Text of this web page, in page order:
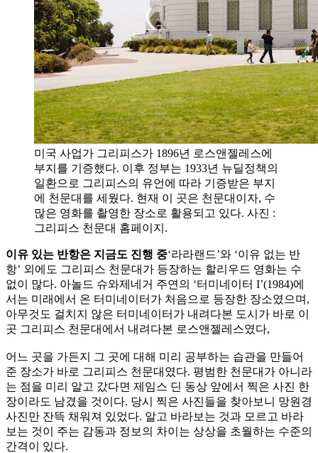
미국 사업가 그리피스가 1896년 로스앤젤레스에
부지를 기증했다. 이후 정부는 1933년 뉴딜정책의
일환으로 그리피스의 유언에 따라 기증받은 부지
에 천문대를 세웠다. 현재 이 곳은 천문대이자, 수
많은 영화를 촬영한 장소로 활용되고 있다. 사진 :
그리피스 천문대 홈페이지.
이유 있는 반항은 지금도 진행 중‘라라랜드’와 ‘이유 없는 반
항’ 외에도 그리피스 천문대가 등장하는 할리우드 영화는 수
없이 많다. 아놀드 슈와제네거 주연의 ‘터미네이터 I’(1984)에
서는 미래에서 온 터미네이터가 처음으로 등장한 장소였으며,
아무것도 걸치지 않은 터미네이터가 내려다본 도시가 바로 이
곳 그리피스 천문대에서 내려다본 로스앤젤레스였다,
어느 곳을 가든지 그 곳에 대해 미리 공부하는 습관을 만들어
준 장소가 바로 그리피스 천문대였다. 평범한 천문대가 아니라
는 점을 미리 알고 갔다면 제임스 딘 동상 앞에서 찍은 사진 한
장이라도 남겼을 것이다. 당시 찍은 사진들을 찾아보니 망원경
사진만 잔뜩 채워져 있었다. 알고 바라보는 것과 모르고 바라
보는 것이 주는 감동과 정보의 차이는 상상을 초월하는 수준의
간격이 있다.